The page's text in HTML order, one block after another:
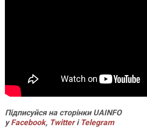
Підписуйся на сторінки UAINFO
уFacebook, Twitter і Telegram